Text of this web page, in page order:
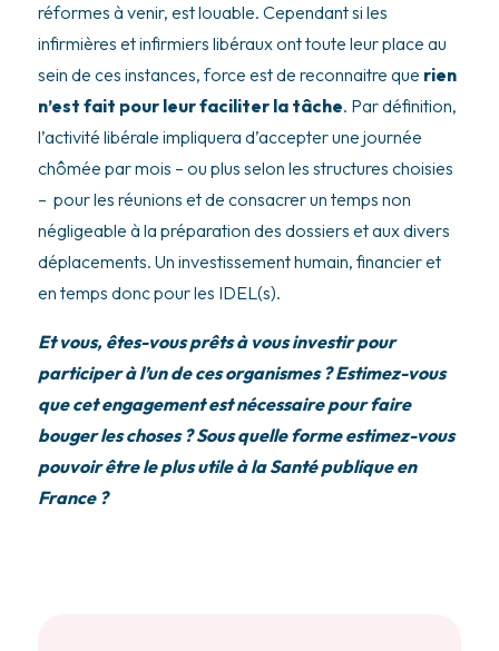
réformes à venir, est louable. Cependant si les
infirmières et infirmiers libéraux ont toute leur place au
sein de ces instances, force est de reconnaitre que rien
n’est fait pour leur faciliter la tâche. Par définition,
l’activité libérale impliquera d’accepter une journée
chômée par mois – ou plus selon les structures choisies
– pour les réunions et de consacrer un temps non
négligeable à la préparation des dossiers et aux divers
déplacements. Un investissement humain, financier et
en temps donc pour les IDEL(s).
Et vous, êtes-vous prêts à vous investir pour
participer à l’un de ces organismes ? Estimez-vous
que cet engagement est nécessaire pour faire
bouger les choses ? Sous quelle forme estimez-vous
pouvoir être le plus utile à la Santé publique en
France ?